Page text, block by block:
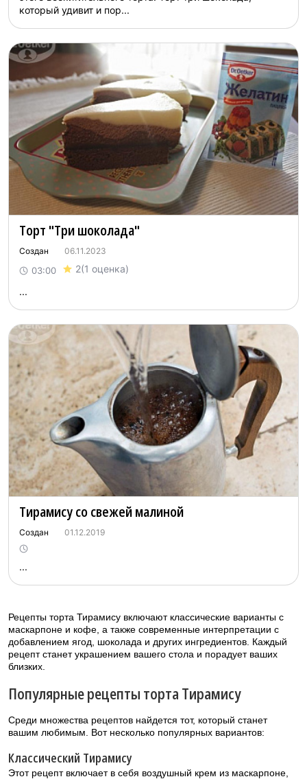
который удивит и пор...
Торт "Три шоколада"
Создан 06.11.2023
03:00 2(1 оценка)
...
Тирамису со свежей малиной
Создан 01.12.2019
...
Рецепты торта Тирамису включают классические варианты с
маскарпоне и кофе, а также современные интерпретации с
добавлением ягод, шоколада и других ингредиентов. Каждый
рецепт станет украшением вашего стола и порадует ваших
близких.
Популярные рецепты торта Тирамису
Среди множества рецептов найдется тот, который станет
вашим любимым. Вот несколько популярных вариантов:
Классический Тирамису
Этот рецепт включает в себя воздушный крем из маскарпоне,